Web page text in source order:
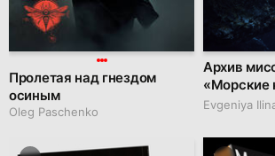
Пролетая над гнездом
осиным
Oleg Paschenko
Архив
«Морские
Evgeniya